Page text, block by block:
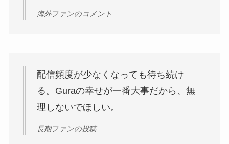
海外ファンのコメント
配信頻度が少なくなっても待ち続け
る。Guraの幸せが一番大事だから、無
理しないでほしい。
長期ファンの投稿